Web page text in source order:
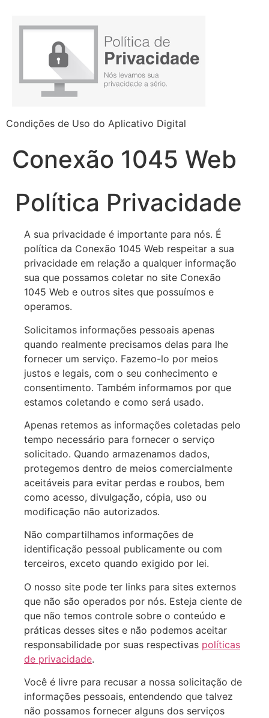
Condições de Uso do Aplicativo Digital
Conexão 1045 Web
Política Privacidade
A sua privacidade é importante para nós. É
política da Conexão 1045 Web respeitar a sua
privacidade em relação a qualquer informação
sua que possamos coletar no site Conexão
1045 Web e outros sites que possuímos e
operamos.
Solicitamos informações pessoais apenas
quando realmente precisamos delas para lhe
fornecer um serviço. Fazemo-lo por meios
justos e legais, com o seu conhecimento e
consentimento. Também informamos por que
estamos coletando e como será usado.
Apenas retemos as informações coletadas pelo
tempo necessário para fornecer o serviço
solicitado. Quando armazenamos dados,
protegemos dentro de meios comercialmente
aceitáveis para evitar perdas e roubos, bem
como acesso, divulgação, cópia, uso ou
modificação não autorizados.
Não compartilhamos informações de
identificação pessoal publicamente ou com
terceiros, exceto quando exigido por lei.
O nosso site pode ter links para sites externos
que não são operados por nós. Esteja ciente de
que não temos controle sobre o conteúdo e
práticas desses sites e não podemos aceitar
responsabilidade por suas respectivas políticas
de privacidade.
Você é livre para recusar a nossa solicitação de
informações pessoais, entendendo que talvez
não possamos fornecer alguns dos serviços